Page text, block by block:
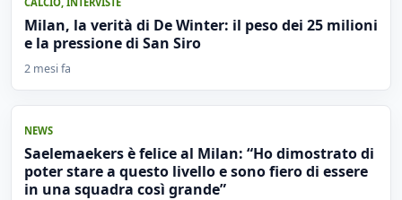
Milan, la verità di De Winter: il peso dei 25 milioni
e la pressione di San Siro
2 mesi fa
NEWS
Saelemaekers è felice al Milan: “Ho dimostrato di
poter stare a questo livello e sono fiero di essere
in una squadra così grande”